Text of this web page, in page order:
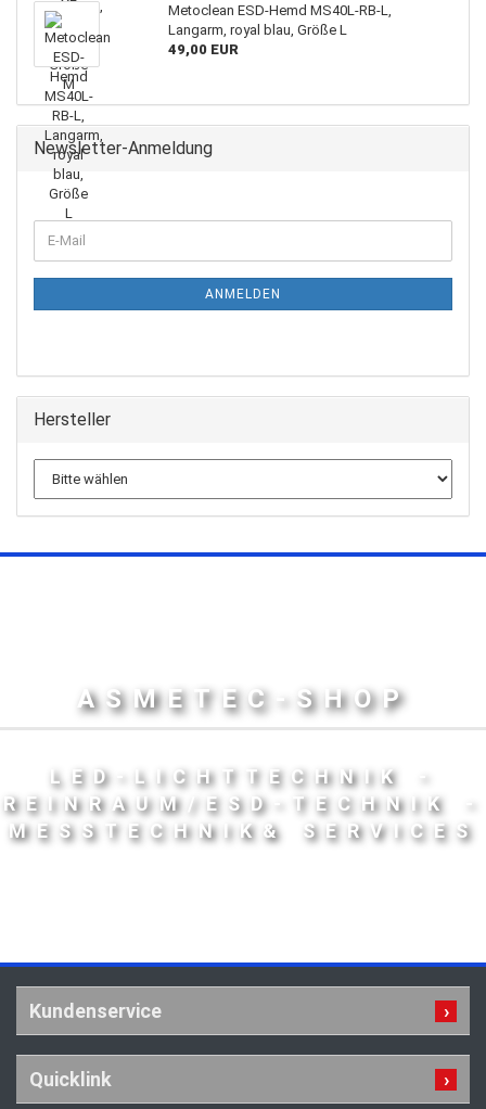
Metoclean ESD-Hemd MS40L-RB-L,
Langarm, royal blau, Größe L
49,00 EUR
Newsletter-Anmeldung
ANMELDEN
Hersteller
ASMETEC-SHOP
LED-LICHTTECHNIK -
REINRAUM/ESD-TECHNIK -
MESSTECHNIK& SERVICES
Kundenservice
Quicklink